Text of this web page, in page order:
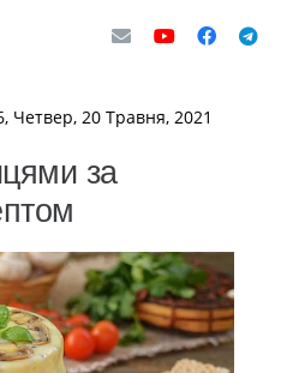
Четвер, 20 Травня, 2021
за